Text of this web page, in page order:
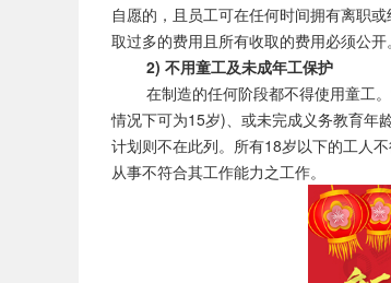
自愿的，且员工可在任何时间拥有离职
取过多的费用且所有收取的费用必须公开。
2) 不用童工及未成年工保护
在制造的任何阶段都不得使用童工。
情况下可为15岁)、或未完成义务教育年
计划则不在此列。所有18岁以下的工人
从事不符合其工作能力之工作。